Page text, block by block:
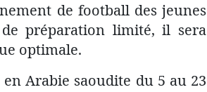
de football des jeunes
préparation limité, il sera
optimale.
en Arabie saoudite du 5 au 23